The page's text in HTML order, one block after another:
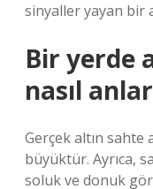
sinyaller yayan bir
Bir yerde
nasıl
Gerçek altın sahte
büyüktür. Ayrıca,
soluk ve donuk